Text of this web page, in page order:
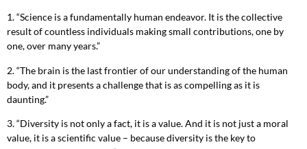
1. “Science is a fundamentally human endeavor. It is the collective
result of countless individuals making small contributions, one by
one, over many years.”
2. “The brain is the last frontier of our understanding of the human
body, and it presents a challenge that is as compelling as it is
daunting.”
3. “Diversity is not only a fact, it is a value. And it is not just a moral
value, it is a scientific value – because diversity is the key to